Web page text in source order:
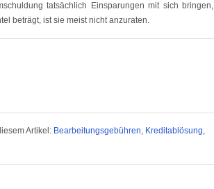
tatsächlich Einsparungen mit sich bringen,
beträgt, ist sie meist nicht anzuraten.
Artikel: Bearbeitungsgebühren, Kreditablösung,